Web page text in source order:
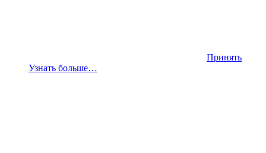
Принять
Узнать больше…